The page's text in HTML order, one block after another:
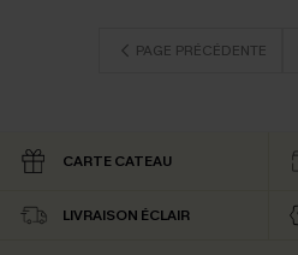
PAGE PRÉCÉDENTE
CARTE CATEAU
LIVRAISON ÉCLAIR